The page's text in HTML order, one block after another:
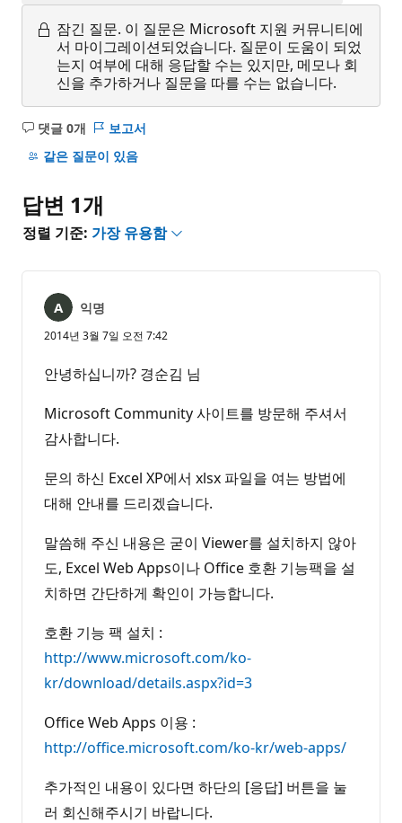
잠긴 질문. 이 질문은 Microsoft 지원 커뮤니티에
서 마이그레이션되었습니다. 질문이 도움이 되었
는지 여부에 대해 응답할 수는 있지만, 메모나 회
신을 추가하거나 질문을 따를 수는 없습니다.
댓글 0개
설
명
음
보고서
같은 질문이 있음
답변 1개
정렬 기준: 가장 유용함
익명
2014년 3월 7일 오전 7:42
안녕하십니까? 경순김 님
Microsoft Community 사이트를 방문해 주셔서
감사합니다.
문의 하신 Excel XP에서 xlsx 파일을 여는 방법에
대해 안내를 드리겠습니다.
말씀해 주신 내용은 굳이 Viewer를 설치하지 않아
도, Excel Web Apps이나 Office 호환 기능팩을 설
치하면 간단하게 확인이 가능합니다.
호환 기능 팩 설치 :
http://www.microsoft.com/ko-
kr/download/details.aspx?id=3
Office Web Apps 이용 :
http://office.microsoft.com/ko-kr/web-apps/
추가적인 내용이 있다면 하단의 [응답] 버튼을 눌
러 회신해주시기 바랍니다.